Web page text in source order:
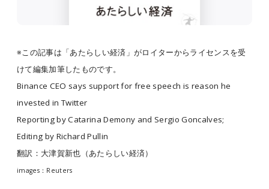
※この記事は「あたらしい経済」がロイターからライセンスを受
けて編集加筆したものです。
Binance CEO says support for free speech is reason he
invested in Twitter
Reporting by Catarina Demony and Sergio Goncalves;
Editing by Richard Pullin
翻訳：大津賀新也（あたらしい経済）
images：Reuters